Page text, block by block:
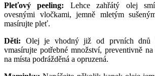
Pleťový peeling: Lehce zahřátý olej
ovesnými vločkami, jemně mletým
masírujte pleť.
Děti: Olej je vhodný již od prvních dnů
vmasírujte potřebné množství, preventivně
na místa podrážděná a opruzená.